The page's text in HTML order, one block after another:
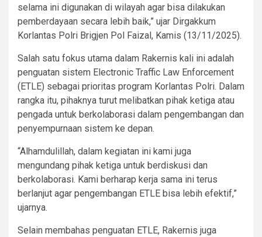
selama ini digunakan di wilayah agar bisa dilakukan
pemberdayaan secara lebih baik,” ujar Dirgakkum
Korlantas Polri Brigjen Pol Faizal, Kamis (13/11/2025).
Salah satu fokus utama dalam Rakernis kali ini adalah
penguatan sistem Electronic Traffic Law Enforcement
(ETLE) sebagai prioritas program Korlantas Polri. Dalam
rangka itu, pihaknya turut melibatkan pihak ketiga atau
pengada untuk berkolaborasi dalam pengembangan dan
penyempurnaan sistem ke depan.
“Alhamdulillah, dalam kegiatan ini kami juga
mengundang pihak ketiga untuk berdiskusi dan
berkolaborasi. Kami berharap kerja sama ini terus
berlanjut agar pengembangan ETLE bisa lebih efektif,”
ujarnya.
Selain membahas penguatan ETLE, Rakernis juga